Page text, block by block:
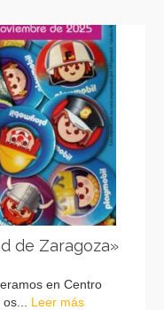
de Zaragoza»
en Centro
Leer más